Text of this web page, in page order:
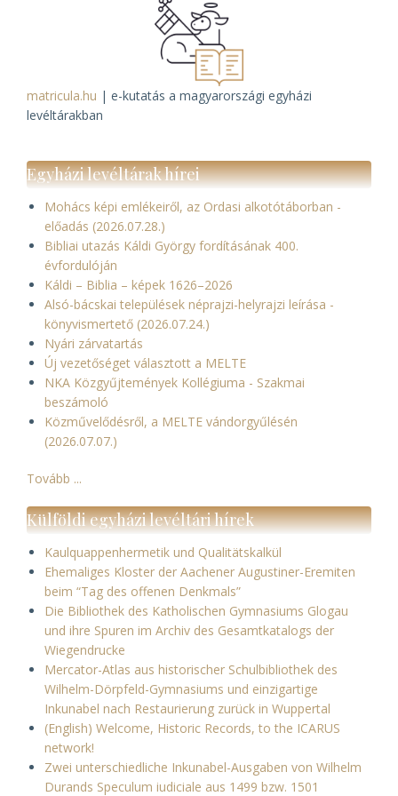
matricula.hu | e-kutatás a magyarországi egyházi
levéltárakban
Egyházi levéltárak hírei
Mohács képi emlékeiről, az Ordasi alkotótáborban -
előadás (2026.07.28.)
Bibliai utazás Káldi György fordításának 400.
évfordulóján
Káldi – Biblia – képek 1626–2026
Alsó-bácskai települések néprajzi-helyrajzi leírása -
könyvismertető (2026.07.24.)
Nyári zárvatartás
Új vezetőséget választott a MELTE
NKA Közgyűjtemények Kollégiuma - Szakmai
beszámoló
Közművelődésről, a MELTE vándorgyűlésén
(2026.07.07.)
Tovább ...
Külföldi egyházi levéltári hírek
Kaulquappenhermetik und Qualitätskalkül
Ehemaliges Kloster der Aachener Augustiner-Eremiten
beim “Tag des offenen Denkmals”
Die Bibliothek des Katholischen Gymnasiums Glogau
und ihre Spuren im Archiv des Gesamtkatalogs der
Wiegendrucke
Mercator-Atlas aus historischer Schulbibliothek des
Wilhelm-Dörpfeld-Gymnasiums und einzigartige
Inkunabel nach Restaurierung zurück in Wuppertal
(English) Welcome, Historic Records, to the ICARUS
network!
Zwei unterschiedliche Inkunabel-Ausgaben von Wilhelm
Durands Speculum iudiciale aus 1499 bzw. 1501